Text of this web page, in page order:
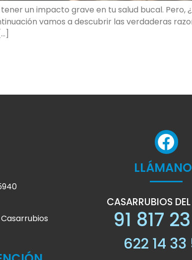
un impacto grave en tu salud bucal. Pero,
vamos a descubrir las verdaderas
CASARRUBIOS
91 817
622 14